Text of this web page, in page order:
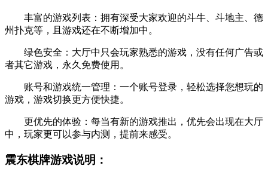
丰富的游戏列表：拥有深受大家欢迎的斗牛、斗地主、德
州扑克等，且游戏还在不断增加中。
绿色安全：大厅中只会玩家熟悉的游戏，没有任何广告或
者其它游戏，永久免费使用。
账号和游戏统一管理：一个账号登录，轻松选择您想玩的
游戏，游戏切换更方便快捷。
更优先的体验：每当有新的游戏推出，优先会出现在大厅
中，玩家更可以参与内测，提前来感受。
震东棋牌游戏说明：